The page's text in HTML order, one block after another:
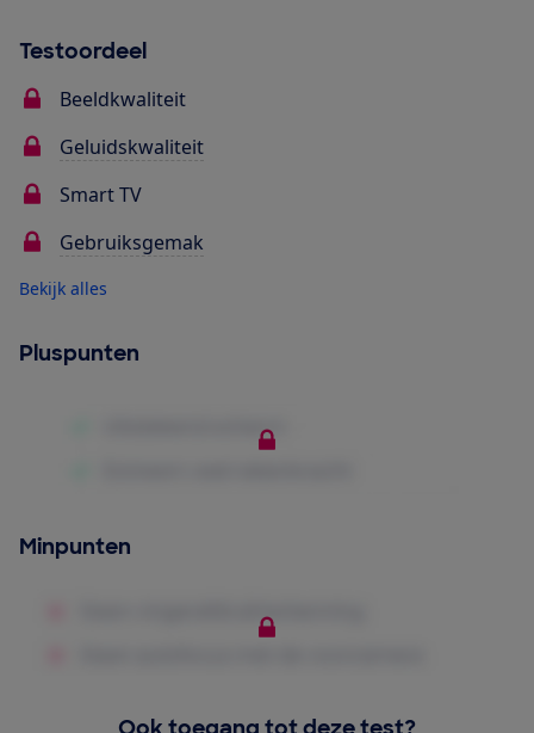
Testoordeel
Beeldkwaliteit
Geluidskwaliteit
Smart TV
Gebruiksgemak
Bekijk alles
Pluspunten
Minpunten